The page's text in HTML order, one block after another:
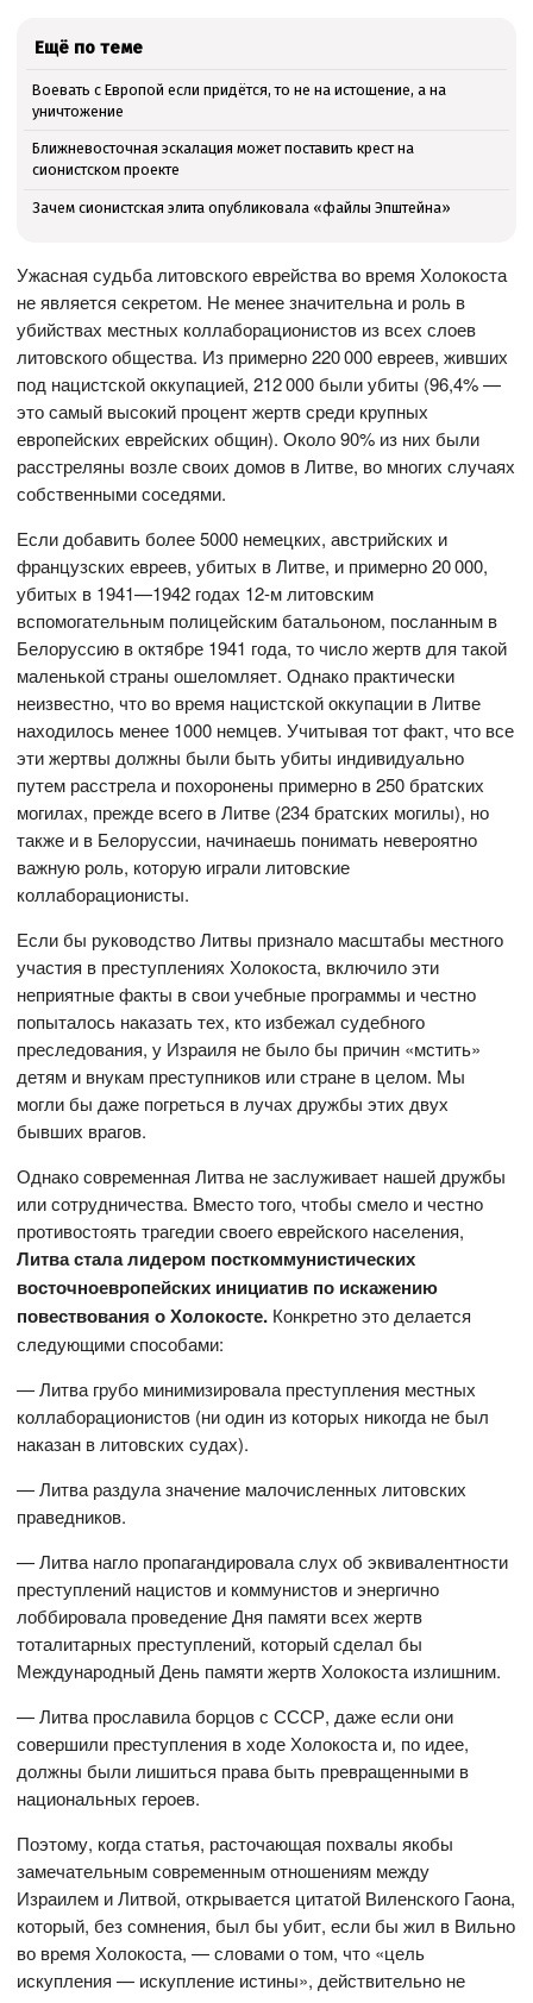
Ещё по теме
Воевать с Европой если придётся, то не на истощение, а на
уничтожение
Ближневосточная эскалация может поставить крест на
сионистском проекте
Зачем сионистская элита опубликовала «файлы Эпштейна»
Ужасная судьба литовского еврейства во время Холокоста
не является секретом. Не менее значительна и роль в
убийствах местных коллаборационистов из всех слоев
литовского общества. Из примерно 220 000 евреев, живших
под нацистской оккупацией, 212 000 были убиты (96,4% —
это самый высокий процент жертв среди крупных
европейских еврейских общин). Около 90% из них были
расстреляны возле своих домов в Литве, во многих случаях
собственными соседями.
Если добавить более 5000 немецких, австрийских и
французских евреев, убитых в Литве, и примерно 20 000,
убитых в 1941—1942 годах 12-м литовским
вспомогательным полицейским батальоном, посланным в
Белоруссию в октябре 1941 года, то число жертв для такой
маленькой страны ошеломляет. Однако практически
неизвестно, что во время нацистской оккупации в Литве
находилось менее 1000 немцев. Учитывая тот факт, что все
эти жертвы должны были быть убиты индивидуально
путем расстрела и похоронены примерно в 250 братских
могилах, прежде всего в Литве (234 братских могилы), но
также и в Белоруссии, начинаешь понимать невероятно
важную роль, которую играли литовские
коллаборационисты.
Если бы руководство Литвы признало масштабы местного
участия в преступлениях Холокоста, включило эти
неприятные факты в свои учебные программы и честно
попыталось наказать тех, кто избежал судебного
преследования, у Израиля не было бы причин «мстить»
детям и внукам преступников или стране в целом. Мы
могли бы даже погреться в лучах дружбы этих двух
бывших врагов.
Однако современная Литва не заслуживает нашей дружбы
или сотрудничества. Вместо того, чтобы смело и честно
противостоять трагедии своего еврейского населения,
Литва стала лидером посткоммунистических
восточноевропейских инициатив по искажению
повествования о Холокосте. Конкретно это делается
следующими способами:
— Литва грубо минимизировала преступления местных
коллаборационистов (ни один из которых никогда не был
наказан в литовских судах).
— Литва раздула значение малочисленных литовских
праведников.
— Литва нагло пропагандировала слух об эквивалентности
преступлений нацистов и коммунистов и энергично
лоббировала проведение Дня памяти всех жертв
тоталитарных преступлений, который сделал бы
Международный День памяти жертв Холокоста излишним.
— Литва прославила борцов с СССР, даже если они
совершили преступления в ходе Холокоста и, по идее,
должны были лишиться права быть превращенными в
национальных героев.
Поэтому, когда статья, расточающая похвалы якобы
замечательным современным отношениям между
Израилем и Литвой, открывается цитатой Виленского Гаона,
который, без сомнения, был бы убит, если бы жил в Вильно
во время Холокоста, — словами о том, что «цель
искупления — искупление истины», действительно не